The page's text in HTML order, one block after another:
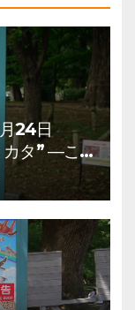
24日
カタ” ―こ
。 上野公
他